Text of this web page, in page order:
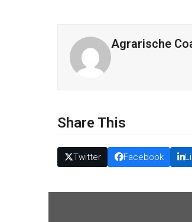
Agrarische
Share This
Twitter Facebook